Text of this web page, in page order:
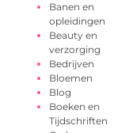
Banen en
opleidingen
Beauty en
verzorging
Bedrijven
Bloemen
Blog
Boeken en
Tijdschriften